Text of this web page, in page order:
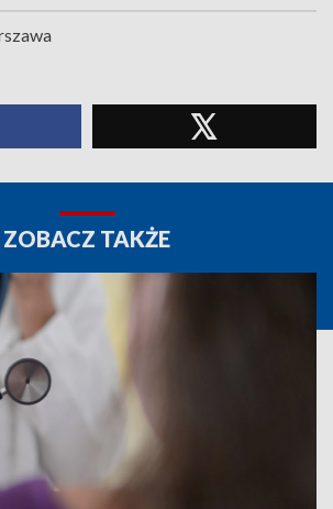
ZOBACZ TAKŻE